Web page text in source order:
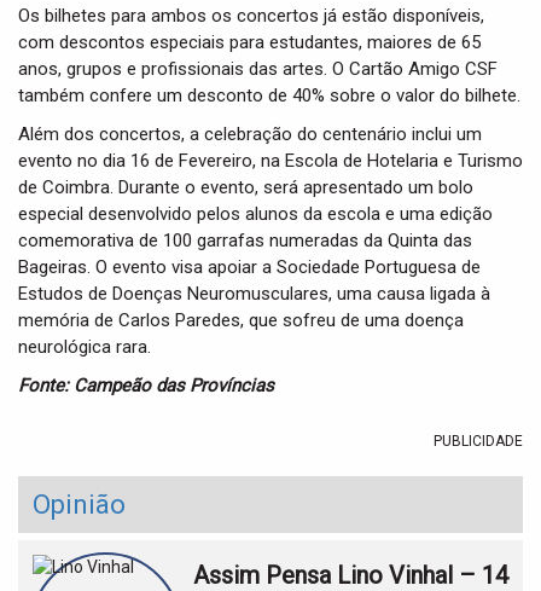
Os bilhetes para ambos os concertos já estão disponíveis,
com descontos especiais para estudantes, maiores de 65
anos, grupos e profissionais das artes. O Cartão Amigo CSF
também confere um desconto de 40% sobre o valor do bilhete.
Além dos concertos, a celebração do centenário inclui um
evento no dia 16 de Fevereiro, na Escola de Hotelaria e Turismo
de Coimbra. Durante o evento, será apresentado um bolo
especial desenvolvido pelos alunos da escola e uma edição
comemorativa de 100 garrafas numeradas da Quinta das
Bageiras. O evento visa apoiar a Sociedade Portuguesa de
Estudos de Doenças Neuromusculares, uma causa ligada à
memória de Carlos Paredes, que sofreu de uma doença
neurológica rara.
Fonte: Campeão das Províncias
PUBLICIDADE
Opinião
Assim Pensa Lino Vinhal – 14